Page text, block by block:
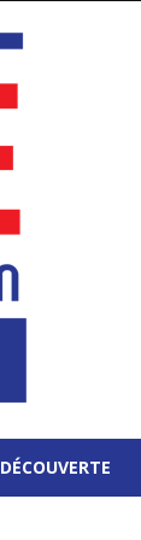
DÉCOUVERTE